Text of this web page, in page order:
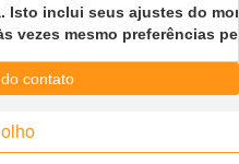
Isto inclui seus ajustes do
vezes mesmo preferências
contato